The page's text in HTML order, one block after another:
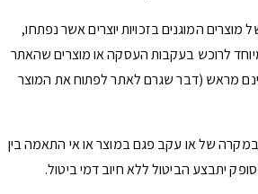
מוצרים המוגנים בזכויות יוצרים אשר נפתחו,
לרוכש בעקבות העסקה או מוצרים שהאתר
מראש (דבר שגרם לאתר לפתוח את המוצר
במקרה של או עקב פגם במוצר או אי התאמה בין
יתבצע הביטול ללא חיוב דמי ביטול.